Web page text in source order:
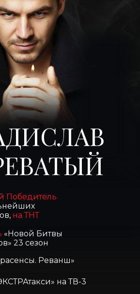
Победитель
на ТНТ
«Новой Битвы
23 сезон
Реванш»‎
на ТВ-3